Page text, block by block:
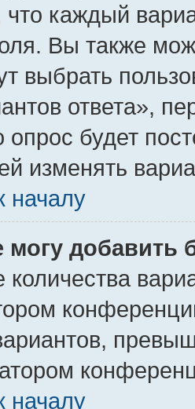
каждый
Вы также
выбрать
ответа»,
опрос будет
изменять
началу
могу добавить
началу